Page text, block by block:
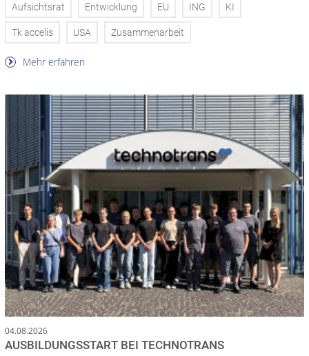
Aufsichtsrat Entwicklung EU ING KI
Tk accelis USA Zusammenarbeit
Mehr erfahren
04.08.2026
AUSBILDUNGSSTART BEI TECHNOTRANS